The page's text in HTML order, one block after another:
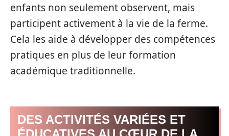
enfants non seulement observent, mais
participent activement à la vie de la ferme.
Cela les aide à développer des compétences
pratiques en plus de leur formation
académique traditionnelle.
DES ACTIVITÉS VARIÉES ET